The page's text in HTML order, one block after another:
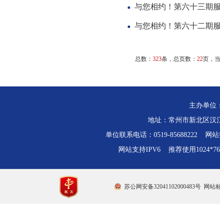
与您相约！第六十三期
与您相约！第六十二期
总数： 323条，总页数： 22页，
主办单位
地址：常州市新北区
单位联系电话：0519-85688222 网站
网站支持IPV6 推荐使用
苏公网安备32041102000483号 网站